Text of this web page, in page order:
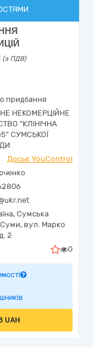
(з ПДВ)
придбання
НЕКОМЕРЦІЙНЕ
"КЛІНІЧНА
СУМСЬКОЇ
Досьє YouControl
, Сумська
вул. Марко
2
0
UAH